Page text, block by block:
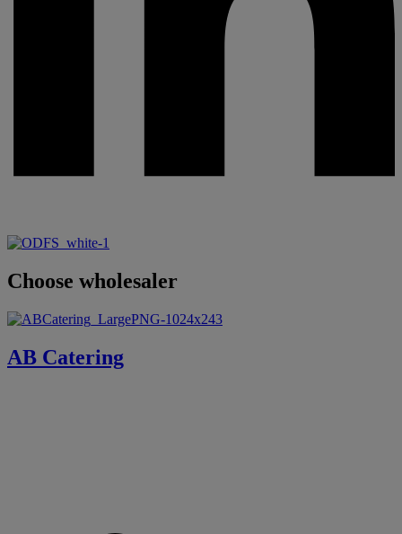
Choose wholesaler
AB Catering